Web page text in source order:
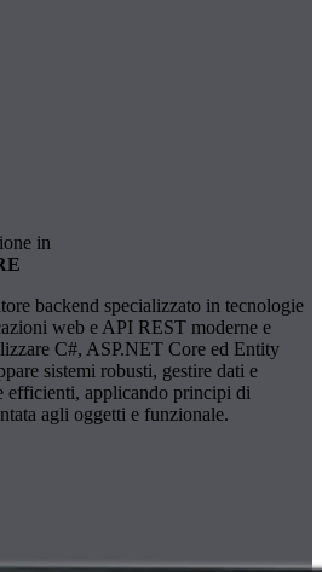
in
backend specializzato in tecnologie
web e API REST moderne e
C#, ASP.NET Core ed Entity
sistemi robusti, gestire dati e
efficienti, applicando principi di
agli oggetti e funzionale.